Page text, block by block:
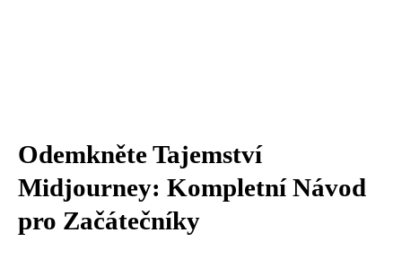
Odemkněte Tajemství
Midjourney: Kompletní Návod
pro Začátečníky